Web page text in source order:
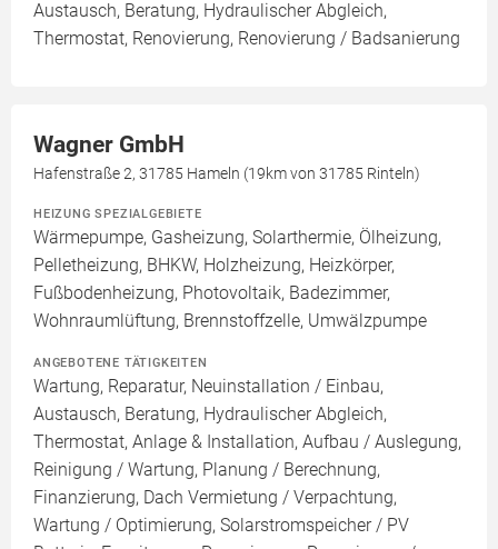
Austausch, Beratung, Hydraulischer Abgleich,
Thermostat, Renovierung, Renovierung / Badsanierung
Wagner GmbH
Hafenstraße 2, 31785 Hameln (19km von 31785 Rinteln)
HEIZUNG SPEZIALGEBIETE
Wärmepumpe, Gasheizung, Solarthermie, Ölheizung,
Pelletheizung, BHKW, Holzheizung, Heizkörper,
Fußbodenheizung, Photovoltaik, Badezimmer,
Wohnraumlüftung, Brennstoffzelle, Umwälzpumpe
ANGEBOTENE TÄTIGKEITEN
Wartung, Reparatur, Neuinstallation / Einbau,
Austausch, Beratung, Hydraulischer Abgleich,
Thermostat, Anlage & Installation, Aufbau / Auslegung,
Reinigung / Wartung, Planung / Berechnung,
Finanzierung, Dach Vermietung / Verpachtung,
Wartung / Optimierung, Solarstromspeicher / PV